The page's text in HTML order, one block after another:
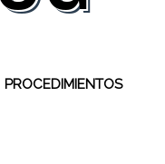
PROCEDIMIENTOS